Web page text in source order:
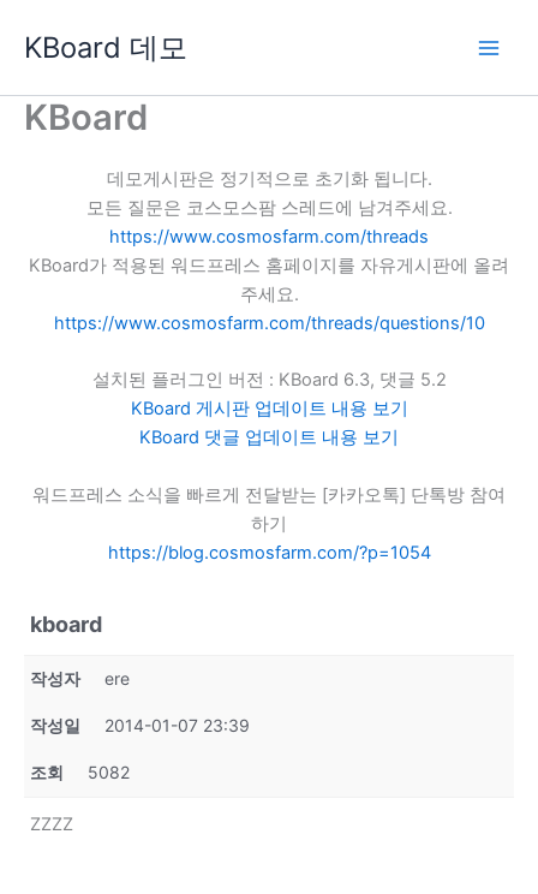
로
KBoard 데모
KBoard
데모게시판은 정기적으로 초기화 됩니다.
모든 질문은 코스모스팜 스레드에 남겨주세요.
https://www.cosmosfarm.com/threads
KBoard가 적용된 워드프레스 홈페이지를 자유게시판에 올려
주세요.
https://www.cosmosfarm.com/threads/questions/10
설치된 플러그인 버전 : KBoard 6.3, 댓글 5.2
KBoard 게시판 업데이트 내용 보기
KBoard 댓글 업데이트 내용 보기
워드프레스 소식을 빠르게 전달받는 [카카오톡] 단톡방 참여
하기
https://blog.cosmosfarm.com/?p=1054
kboard
작성자 ere
작성일 2014-01-07 23:39
조회 5082
ZZZZ